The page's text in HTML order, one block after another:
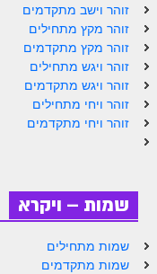
הזוהר הקדוש וישלח מתקדמים
הזוהר הקדוש וישב מתחילים
הזוהר הקדוש וישב מתקדמים
הזוהר הקדוש מקץ מתחילים
הזוהר הקדוש ויגש מתקדמים
הזוהר הקדוש ויחי מתחילים
זוהר וישב מתקדמים
זוהר מקץ מתחילים
זוהר מקץ מתקדמים
זוהר ויגש מתחילים
זוהר ויגש מתקדמים
זוהר ויחי מתחילים
זוהר ויחי מתקדמים
שמות – ויקרא
שמות מתחילים
שמות מתקדמים